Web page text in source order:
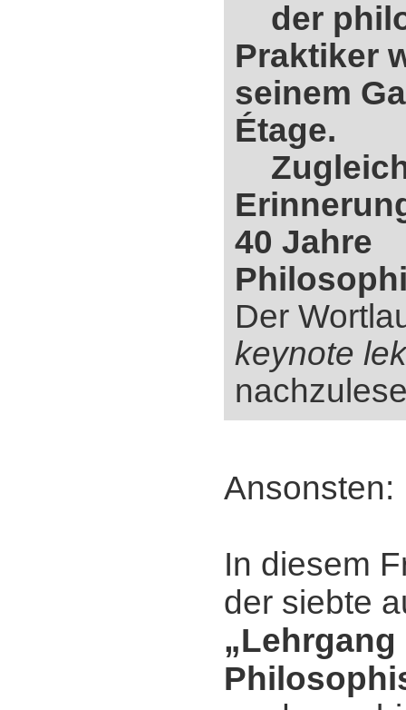
der
Praktiker
seinem
Étage.
40 Jahre
Der
keynote
Ansonsten:
In diesem
der siebte
„Lehrgang